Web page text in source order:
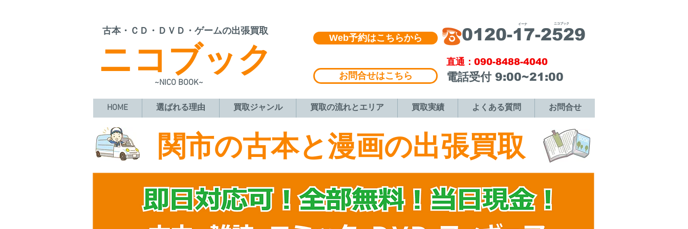
​古本・ＣＤ・ＤＶＤ・ゲームの出張買取
ニコブック
~NICO BOOK~
​イーナ ニコブック
Web予約はこちらから ​0120-17-2529
お問合せはこちら
​直通：090-8488-4040
​電話受付 9:00~21:00
HOME 選ばれる理由 買取ジャンル 買取の流れとエリア 買取実績 よくある質問 お問合せ
​関市の古本と漫画の出張買取
​古本・専門書・雑誌・漫画・ＣＤ・ＤＶＤ・ゲーム・フィギュアの買取